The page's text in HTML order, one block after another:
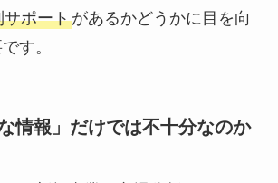
サポートがあるかどうかに目を向
す。
情報」だけでは不十分なのか